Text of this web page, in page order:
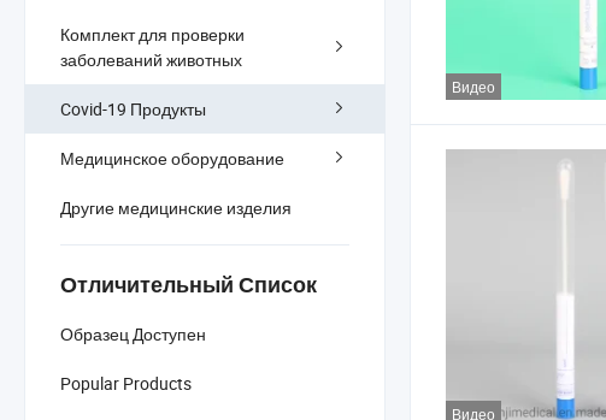
Комплект для проверки
заболеваний животных
Covid-19 Продукты
Медицинское оборудование
Другие медицинские изделия
Отличительный Список
Образец Доступен
Popular Products
Видео
Видео